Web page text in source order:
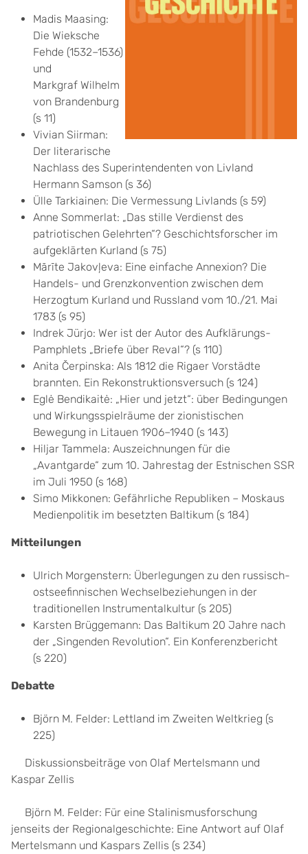
Madis Maasing:
Die Wieksche
Fehde (1532–1536)
und
Markgraf Wilhelm
von Brandenburg
(s 11)
Vivian Siirman:
Der literarische
Nachlass des Superintendenten von Livland
Hermann Samson (s 36)
Ülle Tarkiainen: Die Vermessung Livlands (s 59)
Anne Sommerlat: „Das stille Verdienst des
patriotischen Gelehrten“? Geschichtsforscher im
aufgeklärten Kurland (s 75)
Mārīte Jakovļeva: Eine einfache Annexion? Die
Handels- und Grenzkonvention zwischen dem
Herzogtum Kurland und Russland vom 10./21. Mai
1783 (s 95)
Indrek Jürjo: Wer ist der Autor des Aufklärungs-
Pamphlets „Briefe über Reval“? (s 110)
Anita Čerpinska: Als 1812 die Rigaer Vorstädte
brannten. Ein Rekonstruktionsversuch (s 124)
Eglė Bendikaitė: „Hier und jetzt“: über Bedingungen
und Wirkungsspielräume der zionistischen
Bewegung in Litauen 1906–1940 (s 143)
Hiljar Tammela: Auszeichnungen für die
„Avantgarde“ zum 10. Jahrestag der Estnischen SSR
im Juli 1950 (s 168)
Simo Mikkonen: Gefährliche Republiken – Moskaus
Medienpolitik im besetzten Baltikum (s 184)
Mitteilungen
Ulrich Morgenstern: Überlegungen zu den russisch-
ostseefinnischen Wechselbeziehungen in der
traditionellen Instrumentalkultur (s 205)
Karsten Brüggemann: Das Baltikum 20 Jahre nach
der „Singenden Revolution“. Ein Konferenzbericht
(s 220)
Debatte
Björn M. Felder: Lettland im Zweiten Weltkrieg (s
225)
Diskussionsbeiträge von Olaf Mertelsmann und
Kaspar Zellis
Björn M. Felder: Für eine Stalinismusforschung
jenseits der Regionalgeschichte: Eine Antwort auf Olaf
Mertelsmann und Kaspars Zellis (s 234)